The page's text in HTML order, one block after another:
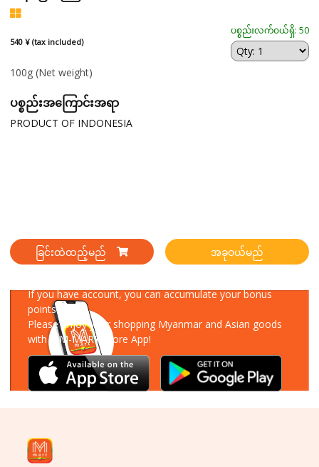
540 ¥ (tax included)
ပစ္စည်းလက်ဝယ်ရှိ: 50
100g (Net weight)
ပစ္စည်းအကြောင်းအရာ
PRODUCT OF INDONESIA
ခြင်းထဲထည့်မည် အခုဝယ်မည်
If you have account, you can accumulate your bonus
points!
Please enjoy your shopping Myanmar and Asian goods
with MM-MART Store App!